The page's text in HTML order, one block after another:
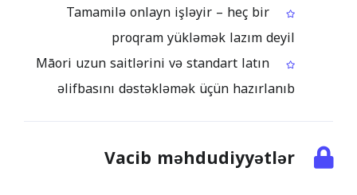
Tamamilə onlayn işləyir – heç bir
proqram yükləmək lazım deyil
Māori uzun saitlərini və standart latın
əlifbasını dəstəkləmək üçün hazırlanıb
Vacib məhdudiyyətlər